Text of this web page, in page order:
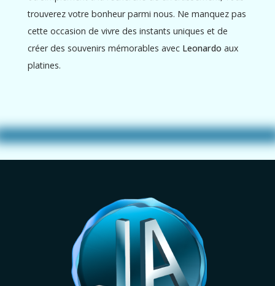
trouverez votre bonheur parmi nous. Ne manquez pas
cette occasion de vivre des instants uniques et de
créer des souvenirs mémorables avec Leonardo aux
platines.